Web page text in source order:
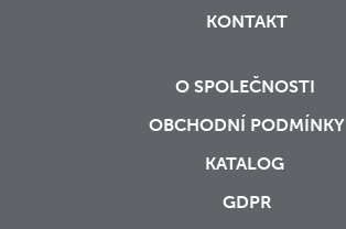
KONTAKT
O SPOLEČNOSTI
OBCHODNÍ PODMÍNKY
KATALOG
GDPR